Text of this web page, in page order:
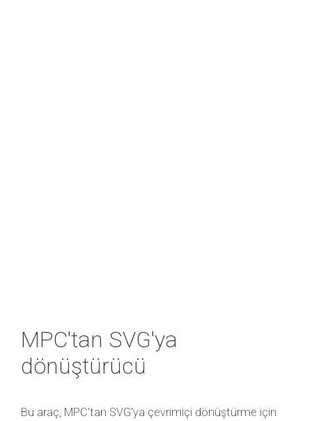
MPC'tan SVG'ya
dönüştürücü
Bu araç, MPC'tan SVG'ya çevrimiçi dönüştürme için